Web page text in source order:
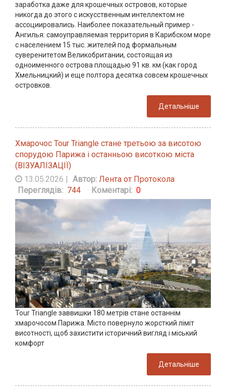
заработка даже для крошечных островов, которые
никогда до этого с искусственным интеллектом не
ассоциировались. Наиболее показательный пример -
Ангилья: самоуправляемая территория в Карибском море
с населением 15 тыс. жителей под формальным
суверенитетом Великобритании, состоящая из
одноименного острова площадью 91 кв. км (как город
Хмельницкий) и еще полтора десятка совсем крошечных
островков.
Детальніше
Хмарочос Tour Triangle стане третьою за висотою
спорудою Парижа і останньою висоткою міста
(ВІЗУАЛІЗАЦІЇ)
13.05.2026 | Автор: Лента от Протокола
Переглядів: 744 Коментарі: 0
Tour Triangle заввишки 180 метрів стане останнім
хмарочосом Парижа. Місто повернуло жорсткий ліміт
висотності, щоб захистити історичний вигляд і міський
комфорт
Детальніше